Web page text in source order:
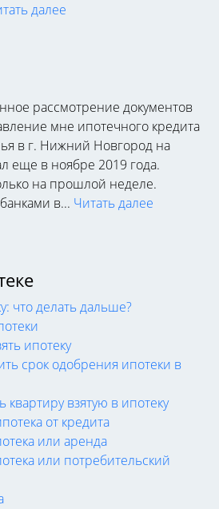
далее
рассмотрение документов
мне ипотечного кредита
в г. Нижний Новгород на
еще в ноябре 2019 года.
на прошлой неделе.
в... Читать далее
что делать дальше?
ипотеку
срок одобрения ипотеки в
взятую в ипотеку
от кредита
или аренда
или потребительский